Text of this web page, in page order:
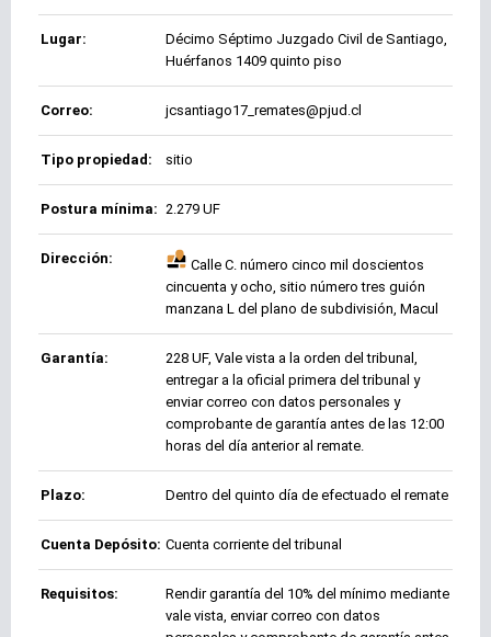
Lugar:
Décimo Séptimo Juzgado Civil de Santiago,
Huérfanos 1409 quinto piso
Correo: jcsantiago17_remates@pjud.cl
Tipo propiedad: sitio
Postura mínima: 2.279 UF
Dirección:
Calle C. número cinco mil doscientos
cincuenta y ocho, sitio número tres guión
manzana L del plano de subdivisión, Macul
Garantía:
228 UF, Vale vista a la orden del tribunal,
entregar a la oficial primera del tribunal y
enviar correo con datos personales y
comprobante de garantía antes de las 12:00
horas del día anterior al remate.
Plazo: Dentro del quinto día de efectuado el remate
Cuenta Depósito: Cuenta corriente del tribunal
Requisitos:
Rendir garantía del 10% del mínimo mediante
vale vista, enviar correo con datos